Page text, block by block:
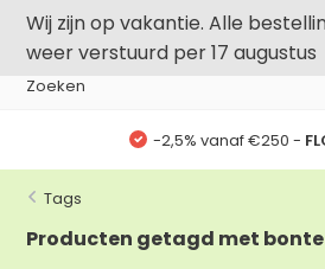
Wij zijn op vakantie. Alle
weer verstuurd per 17 augustus
-2,5% vanaf €250 -
Tags
Producten getagd met